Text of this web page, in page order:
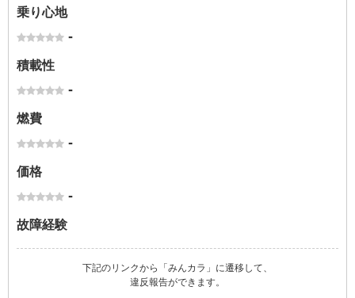
乗り心地
-
積載性
-
燃費
-
価格
-
故障経験
下記のリンクから「みんカラ」に遷移して、
違反報告ができます。